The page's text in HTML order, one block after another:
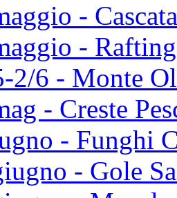
-
-
2/6 - Monte
- Creste
- Funghi
- Gole